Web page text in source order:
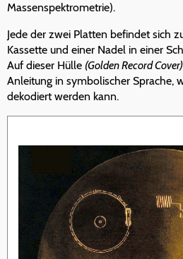
Massenspektrometrie).
Jede der zwei Platten befindet sich
Kassette und einer Nadel in einer
Auf dieser Hülle (Golden Record Cover)
Anleitung in symbolischer Sprache,
dekodiert werden kann.